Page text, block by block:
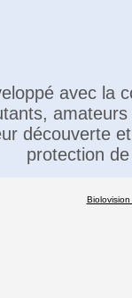
avec la
découverte
protection
Biolovision